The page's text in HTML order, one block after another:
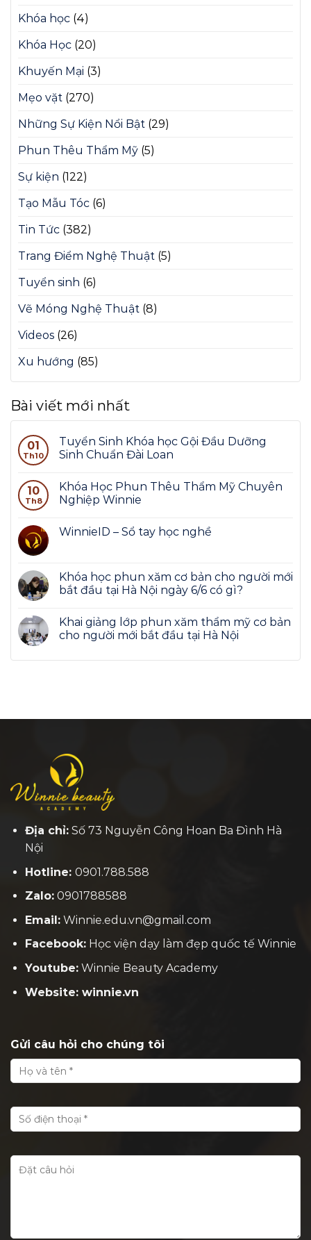
Khóa học (4)
Khóa Học (20)
Khuyến Mại (3)
Mẹo vặt (270)
Những Sự Kiện Nổi Bật (29)
Phun Thêu Thẩm Mỹ (5)
Sự kiện (122)
Tạo Mẫu Tóc (6)
Tin Tức (382)
Trang Điểm Nghệ Thuật (5)
Tuyển sinh (6)
Vẽ Móng Nghệ Thuật (8)
Videos (26)
Xu hướng (85)
Bài viết mới nhất
01
Th10
Tuyển Sinh Khóa học Gội Đầu Dưỡng
Sinh Chuẩn Đài Loan
10
Th8
Khóa Học Phun Thêu Thẩm Mỹ Chuyên
Nghiệp Winnie
WinnieID – Sổ tay học nghề
Khóa học phun xăm cơ bản cho người mới
bắt đầu tại Hà Nội ngày 6/6 có gì?
Khai giảng lớp phun xăm thẩm mỹ cơ bản
cho người mới bắt đầu tại Hà Nội
Địa chỉ:Số 73 Nguyễn Công Hoan Ba Đình Hà
Nội
Hotline: 0901.788.588
Zalo:0901788588
Email:Winnie.edu.vn@gmail.com
Facebook:Học viện dạy làm đẹp quốc tế Winnie
Youtube:Winnie Beauty Academy
Website: winnie.vn
Gửi câu hỏi cho chúng tôi